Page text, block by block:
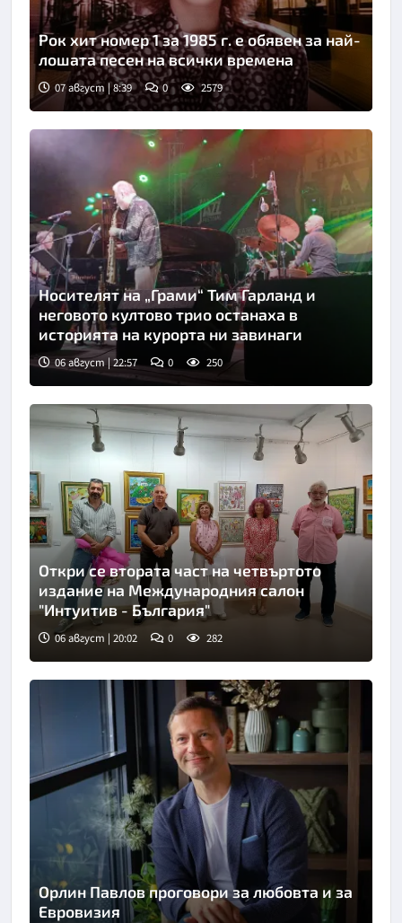
Рок хит номер 1 за 1985 г. е обявен за най-
лошата песен на всички времена
07 август | 8:39 0 2579
Носителят на „Грами“ Тим Гарланд и
неговото култово трио останаха в
историята на курорта ни завинаги
06 август | 22:57 0 250
Откри се втората част на четвъртото
издание на Международния салон
"Интуитив - България"
06 август | 20:02 0 282
Орлин Павлов проговори за любовта и за
Евровизия